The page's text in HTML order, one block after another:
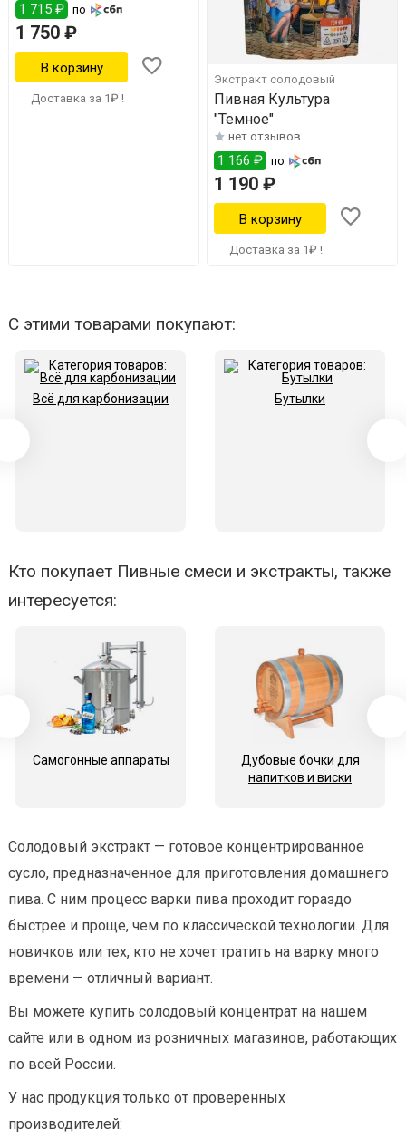
1 715 ₽ по
1 750 ₽
Доставка за 1₽ !
Экстракт солодовый
Пивная Культура
"Темное"
нет отзывов
1 166 ₽ по
1 190 ₽
Доставка за 1₽ !
С этими товарами покупают:
Всё для карбонизации Бутылки
Кто покупает Пивные смеси и экстракты, также
интересуется:
Самогонные аппараты
Дубовые бочки для
напитков и виски
Солодовый экстракт — готовое концентрированное
сусло, предназначенное для приготовления домашнего
пива. С ним процесс варки пива проходит гораздо
быстрее и проще, чем по классической технологии. Для
новичков или тех, кто не хочет тратить на варку много
времени — отличный вариант.
Вы можете купить солодовый концентрат на нашем
сайте или в одном из розничных магазинов, работающих
по всей России.
У нас продукция только от проверенных
производителей: